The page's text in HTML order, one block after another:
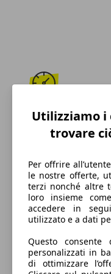
196 km/h
Velocità massima
Benzina
Carburante
149 g/km
Utilizziamo i
trovare
Per offrire
le nostre offerte,
terzi nonché altre
loro insieme
accedere in
utilizzato e a dati
Questo
personalizzati in
di ottimizzare